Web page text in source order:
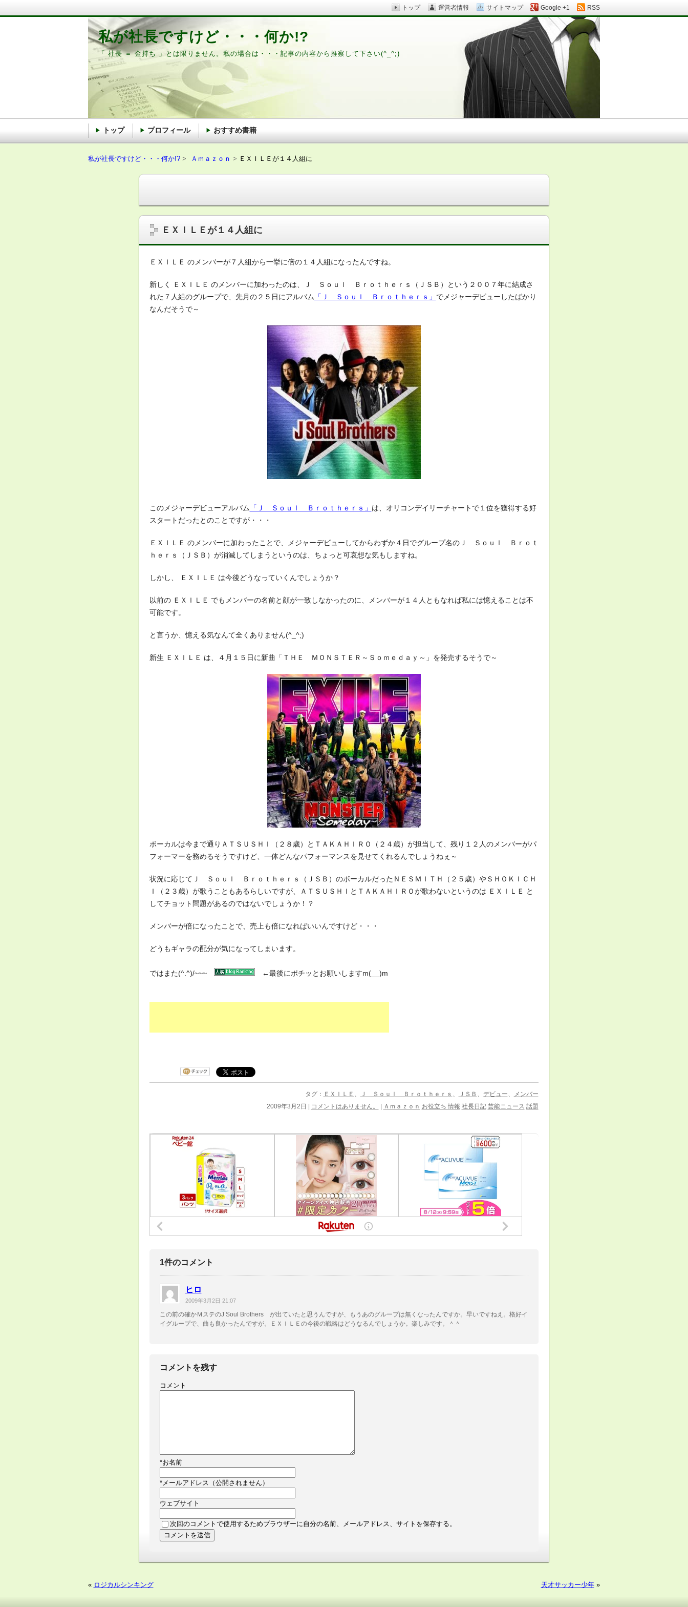
ＥＸＩＬＥが１４人組に
ＥＸＩＬＥ のメンバーが７人組から一挙に倍の１４人組になったんですね。
新しく ＥＸＩＬＥ のメンバーに加わったのは、Ｊ Ｓｏｕｌ Ｂｒｏｔｈｅｒｓ（ＪＳＢ）という２００７年に結成さ
れた７人組のグループで、先月の２５日にアルバム 「Ｊ Ｓｏｕｌ Ｂｒｏｔｈｅｒｓ」 でメジャーデビューしたばかり
なんだそうで～
このメジャーデビューアルバム 「Ｊ Ｓｏｕｌ Ｂｒｏｔｈｅｒｓ」 は、オリコンデイリーチャートで１位を獲得する好
スタートだったとのことですが・・・
ＥＸＩＬＥ のメンバーに加わったことで、メジャーデビューしてからわずか４日でグループ名のＪ Ｓｏｕｌ Ｂｒｏｔ
ｈｅｒｓ（ＪＳＢ）が消滅してしまうというのは、ちょっと可哀想な気もしますね。
しかし、 ＥＸＩＬＥ は今後どうなっていくんでしょうか？
以前の ＥＸＩＬＥ でもメンバーの名前と顔が一致しなかったのに、メンバーが１４人ともなれば私には憶えることは不
可能です。
と言うか、憶える気なんて全くありません(^_^;)
新生 ＥＸＩＬＥ は、４月１５日に新曲「ＴＨＥ ＭＯＮＳＴＥＲ～Ｓｏｍｅｄａｙ～」を発売するそうで～
ボーカルは今まで通りＡＴＳＵＳＨＩ（２８歳）とＴＡＫＡＨＩＲＯ（２４歳）が担当して、残り１２人のメンバーがパ
フォーマーを務めるそうですけど、一体どんなパフォーマンスを見せてくれるんでしょうねぇ～
状況に応じてＪ Ｓｏｕｌ Ｂｒｏｔｈｅｒｓ（ＪＳＢ）のボーカルだったＮＥＳＭＩＴＨ（２５歳）やＳＨＯＫＩＣＨ
Ｉ（２３歳）が歌うこともあるらしいですが、ＡＴＳＵＳＨＩとＴＡＫＡＨＩＲＯが歌わないというのは ＥＸＩＬＥ と
してチョット問題があるのではないでしょうか！？
メンバーが倍になったことで、売上も倍になればいいんですけど・・・
どうもギャラの配分が気になってしまいます。
ではまた(^.^)/~~~ ←最後にポチッとお願いしますm(__)m
タグ： ＥＸＩＬＥ Ｊ Ｓｏｕｌ Ｂｒｏｔｈｅｒｓ ＪＳＢ デビュー
メンバー
2009年3月2日 | コメントはありません。 | Ａｍａｚｏｎ お役立ち 情報 社長日記 芸能ニュース 話題
1件のコメント
ヒロ
2009年3月2日 21:07
この前の確かＭステのJ Soul Brothers が出ていたと思うんですが、もうあのグループは無くなったんですか。早いですねえ。格好イ
イグループで、曲も良かったんですが。ＥＸＩＬＥの今後の戦略はどうなるんでしょうか。楽しみです。＾＾
コメントを残す
コメント
*お名前
*メールアドレス（公開されません）
ウェブサイト
次回のコメントで使用するためブラウザーに自分の名前、メールアドレス、サイトを保存する。
« ロジカルシンキング 天才サッカー少年»
私が社長ですけど・・・何か!? Ａｍａｚｏｎ ＥＸＩＬＥが１４人組に
私が社長ですけど・・・何か!?
「 社長 ＝ 金持ち 」とは限りません。私の場合は・・・記事の内容から推察して下さい(^_^;)
トップ プロフィール おすすめ書籍
運営者情報 サイトマップ Google +1 RSS
トップ